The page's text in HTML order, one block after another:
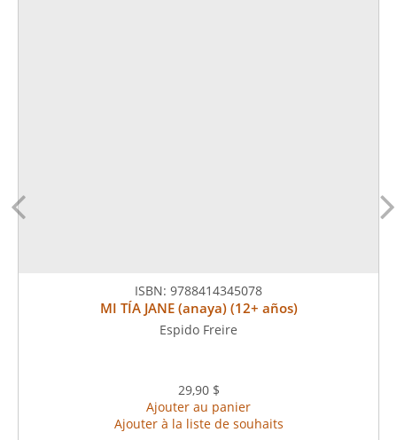
ISBN: 9788414345078
MI TÍA JANE (anaya) (12+ años)
Espido Freire
29,90 $
Ajouter au panier
Ajouter à la liste de souhaits